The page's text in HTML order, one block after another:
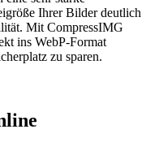
Ihrer Bilder deutlich
Mit CompressIMG
ins WebP-Format
zu sparen.